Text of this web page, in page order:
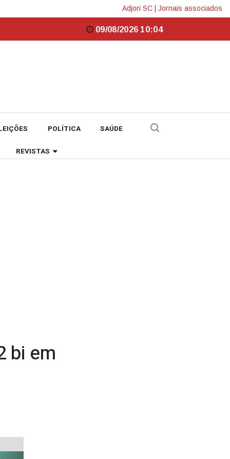
Adjori SC Jornais associados
09/08/2026 10:04
POLÍTICA SAÚDE
REVISTAS
bi em